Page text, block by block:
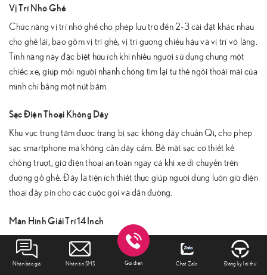
Vị Trí Nhớ Ghế
Chức năng vị trí nhớ ghế cho phép lưu trữ đến 2-3 cài đặt khác nhau
cho ghế lái, bao gồm vị trí ghế, vị trí gương chiếu hậu và vị trí vô lăng.
Tính năng này đặc biệt hữu ích khi nhiều người sử dụng chung một
chiếc xe, giúp mỗi người nhanh chóng tìm lại tư thế ngồi thoải mái của
mình chỉ bằng một nút bấm.
Sạc Điện Thoại Không Dây
Khu vực trung tâm được trang bị sạc không dây chuẩn Qi, cho phép
sạc smartphone mà không cần dây cắm. Bề mặt sạc có thiết kế
chống trượt, giữ điện thoại an toàn ngay cả khi xe di chuyển trên
đường gồ ghề. Đây là tiện ích thiết thực giúp người dùng luôn giữ điện
thoại đầy pin cho các cuộc gọi và dẫn đường.
Màn Hình Giải Trí 14 Inch
Trái tim của hệ thống giải trí là màn hình cảm ứng 14 inch với độ phân
giải cao, hiển thị sắc nét và góc nhìn rộng. Màn hình này chạy hệ
Lexus Interface
Nhận báo giá Nhắn tin SMS Gọi điện Chat Zalo Đăng ký lái thử